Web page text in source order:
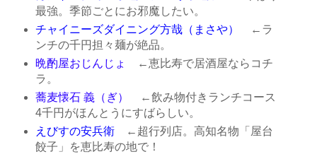
最強。季節ごとにお邪魔したい。
チャイニーズダイニング方哉（まさや）
←ラ
ンチの千円担々麺が絶品。
晩酌屋おじんじょ
←恵比寿で居酒屋ならコチ
ラ。
蕎麦懐石 義（ぎ）
←飲み物付きランチコース
4千円がほんとうにすばらしい。
えびすの安兵衛←超行列店。高知名物「屋台
餃子」を恵比寿の地で！